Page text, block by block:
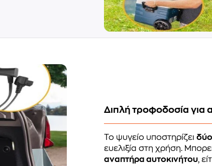
Διπλή τροφοδοσία για
Το ψυγείο υποστηρίζει
ευελιξία στη χρήση.
αναπτήρα αυτοκινήτου,